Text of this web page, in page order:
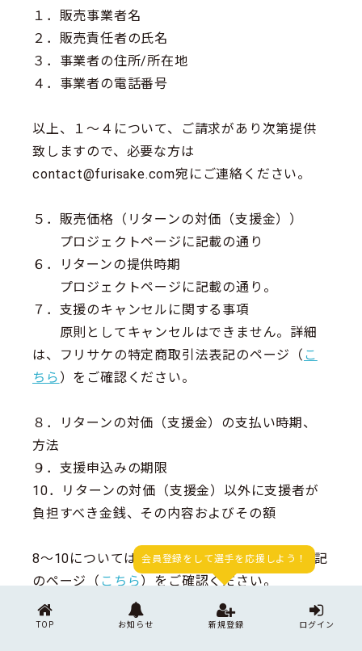
１．販売事業者名
２．販売責任者の氏名
３．事業者の住所/所在地
４．事業者の電話番号
以上、１～４について、ご請求があり次第提供
致しますので、必要な方は
contact@furisake.com宛にご連絡ください。
５．販売価格（リターンの対価（支援金））
プロジェクトページに記載の通り
６．リターンの提供時期
プロジェクトページに記載の通り。
７．支援のキャンセルに関する事項
原則としてキャンセルはできません。詳細
は、フリサケの特定商取引法表記のページ（ こ
ちら ）をご確認ください。
８．リターンの対価（支援金）の支払い時期、
方法
９．支援申込みの期限
10．リターンの対価（支援金）以外に支援者が
負担すべき金銭、その内容およびその額
8～10については、フリサケの特定商取引法表記
のページ（ こちら）をご確認ください。
TOP お知らせ
会員登録をして選手を応援しよう！
新規登録 ログイン